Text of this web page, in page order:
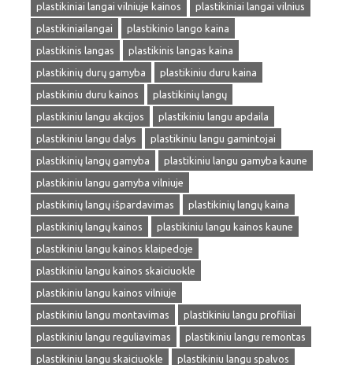
plastikiniai langai vilniuje kainos
plastikiniai langai vilnius
plastikiniailangai
plastikinio lango kaina
plastikinis langas
plastikinis langas kaina
plastikinių durų gamyba
plastikiniu duru kaina
plastikiniu duru kainos
plastikinių langų
plastikiniu langu akcijos
plastikiniu langu apdaila
plastikiniu langu dalys
plastikiniu langu gamintojai
plastikinių langų gamyba
plastikiniu langu gamyba kaune
plastikiniu langu gamyba vilniuje
plastikinių langų išpardavimas
plastikinių langų kaina
plastikinių langų kainos
plastikiniu langu kainos kaune
plastikiniu langu kainos klaipedoje
plastikiniu langu kainos skaiciuokle
plastikiniu langu kainos vilniuje
plastikiniu langu montavimas
plastikiniu langu profiliai
plastikiniu langu reguliavimas
plastikiniu langu remontas
plastikiniu langu skaiciuokle
plastikiniu langu spalvos